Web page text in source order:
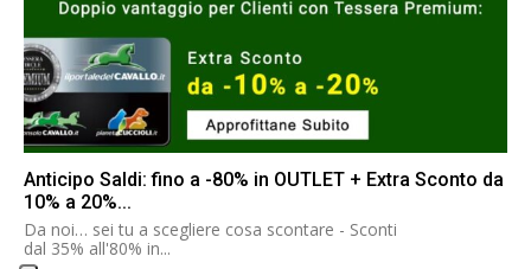
Anticipo Saldi: fino a -80% in OUTLET + Extra Sconto da
10% a 20%...
Da noi… sei tu a scegliere cosa scontare - Sconti
dal 35% all'80% in...